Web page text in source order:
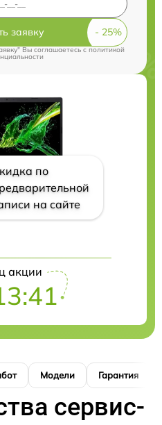
заявку
Вы соглашаетесь cполитикой
по
на сайте
акции
Модели Гарантия
сервис-